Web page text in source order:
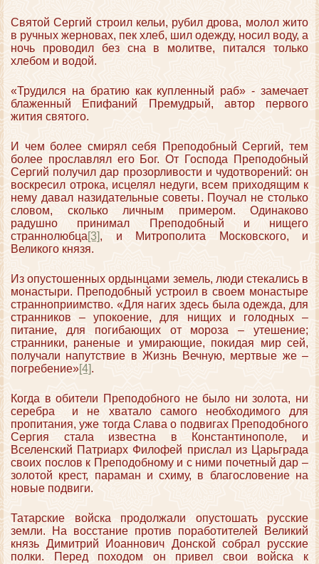
Святой Сергий строил кельи, рубил дрова, молол жито
в ручных жерновах, пек хлеб, шил одежду, носил воду, а
ночь проводил без сна в молитве, питался только
хлебом и водой.
«Трудился на братию как купленный раб» - замечает
блаженный Епифаний Премудрый, автор первого
жития святого.
И чем более смирял себя Преподобный Сергий, тем
более прославлял его Бог. От Господа Преподобный
Сергий получил дар прозорливости и чудотворений: он
воскресил отрока, исцелял недуги, всем приходящим к
нему давал назидательные советы. Поучал не столько
словом, сколько личным примером. Одинаково
радушно принимал Преподобный и нищего
страннолюбца[3], и Митрополита Московского, и
Великого князя.
Из опустошенных ордынцами земель, люди стекались в
монастыри. Преподобный устроил в своем монастыре
странноприимство. «Для нагих здесь была одежда, для
странников – упокоение, для нищих и голодных –
питание, для погибающих от мороза – утешение;
странники, раненые и умирающие, покидая мир сей,
получали напутствие в Жизнь Вечную, мертвые же –
погребение»[4].
Когда в обители Преподобного не было ни золота, ни
серебра и не хватало самого необходимого для
пропитания, уже тогда Слава о подвигах Преподобного
Сергия стала известна в Константинополе, и
Вселенский Патриарх Филофей прислал из Царьграда
своих послов к Преподобному и с ними почетный дар –
золотой крест, параман и схиму, в благословение на
новые подвиги.
Татарские войска продолжали опустошать русские
земли. На восстание против поработителей Великий
князь Димитрий Иоаннович Донской собрал русские
полки. Перед походом он привел свои войска к